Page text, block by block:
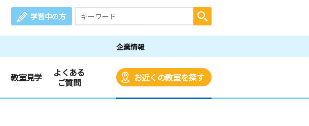
学習中の方
企業情報
教室見学
よくある
ご質問
お近くの教室を探す